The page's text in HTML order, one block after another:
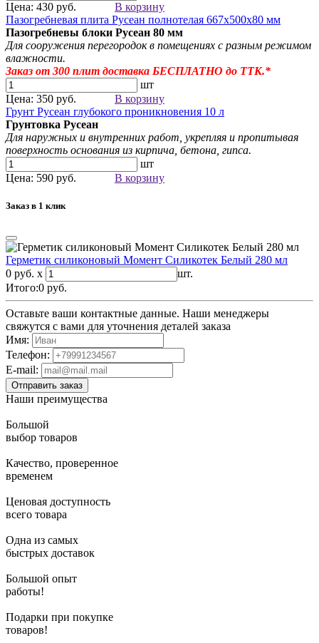
Цена: 430 руб.
В корзину
Пазогребневая плита Русеан полнотелая 667х500х80 мм
Пазогребневы блоки Русеан 80 мм
Для сооружения перегородок в помещениях с разным режимом
влажности.
Заказ от 300 плит доставка БЕСПЛАТНО до ТТК.*
шт
Цена: 350 руб.
В корзину
Грунт Русеан глубокого проникновения 10 л
Грунтовка Русеан
Для наружных и внутренних работ, укрепляя и пропитывая
поверхность основания из кирпича, бетона, гипса.
шт
Цена: 590 руб.
В корзину
Заказ в 1 клик
Герметик силиконовый Момент Силикотек Белый 280 мл
0 руб. x
шт.
Итого:0 руб.
Оставьте ваши контактные данные. Наши менеджеры
свяжутся с вами для уточнения деталей заказа
Имя:
Телефон:
E-mail:
Наши преимущества
Большой
выбор товаров
Качество, проверенное
временем
Ценовая доступность
всего товара
Одна из самых
быстрых доставок
Большой опыт
работы!
Подарки при покупке
товаров!